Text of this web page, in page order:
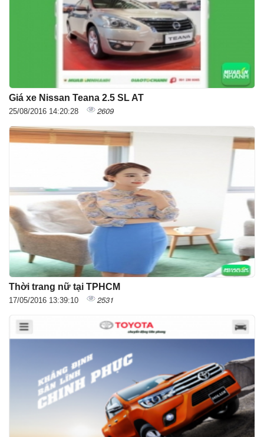
Giá xe Nissan Teana 2.5 SL AT
25/08/2016 14:20:28 2609
Thời trang nữ tại TPHCM
17/05/2016 13:39:10 2531